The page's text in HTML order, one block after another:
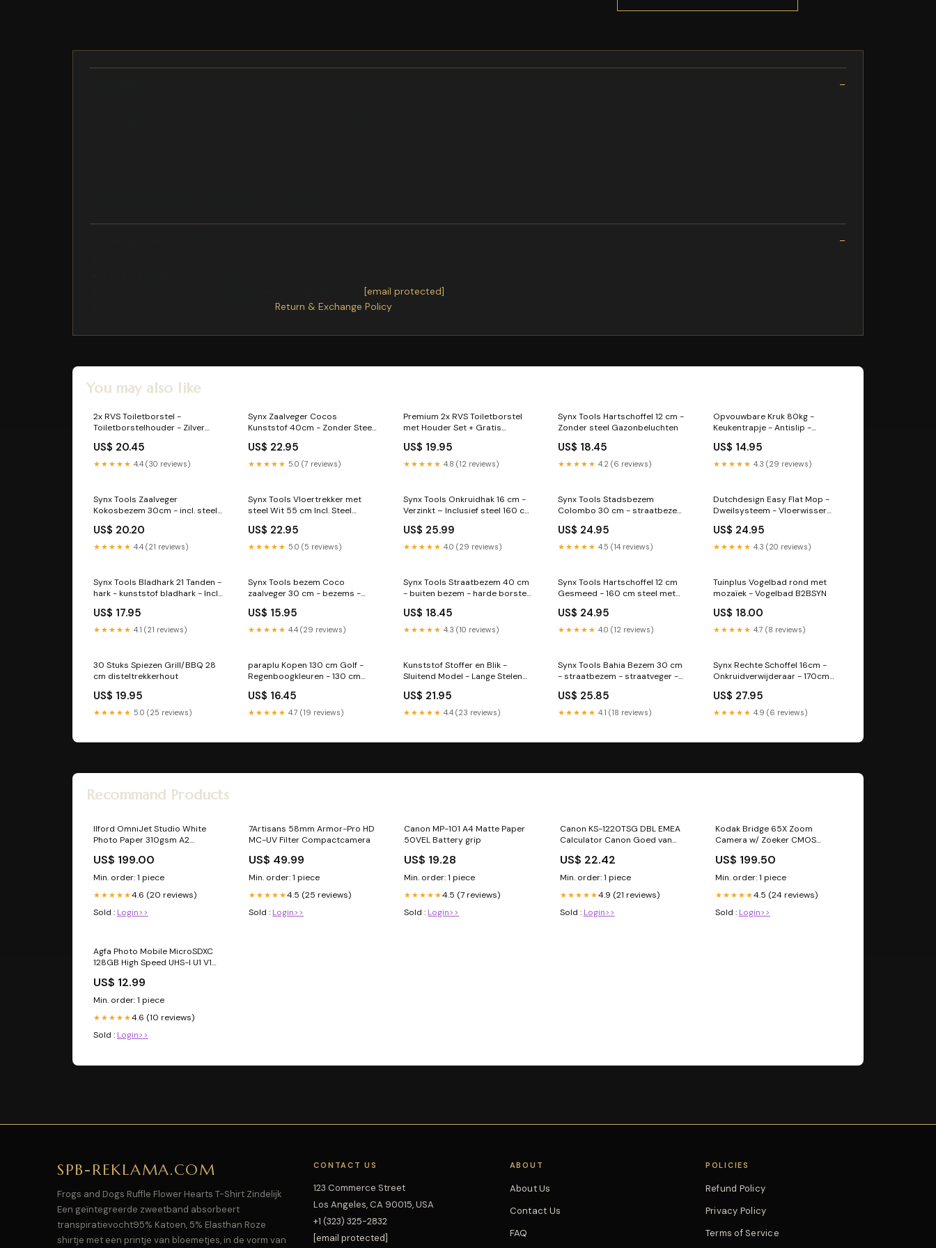
[email protected]
Return & Exchange Policy
You may also like
2x RVS Toiletborstel -
Toiletborstelhouder - Zilver
US$ 20.45
★★★★★ 4.4 (30 reviews)
Synx Zaalveger Cocos
Kunststof 40cm - Zonder Steel
US$ 22.95
★★★★★ 5.0 (7 reviews)
Premium 2x RVS Toiletborstel
met Houder Set + Gratis
US$ 19.95
★★★★★ 4.8 (12 reviews)
Synx Tools Hartschoffel 12 cm -
Zonder steel Gazonbeluchten
US$ 18.45
★★★★★ 4.2 (6 reviews)
Opvouwbare Kruk 80kg -
Keukentrapje - Antislip -
US$ 14.95
★★★★★ 4.3 (29 reviews)
Synx Tools Zaalveger
Kokosbezem 30cm - incl. steel
US$ 20.20
★★★★★ 4.4 (21 reviews)
Synx Tools Vloertrekker met
steel Wit 55 cm Incl. Steel
Snoeigereedschap
US$ 22.95
★★★★★ 5.0 (5 reviews)
Synx Tools Onkruidhak 16 cm -
Verzinkt – Inclusief steel 160 cm
US$ 25.99
★★★★★ 4.0 (29 reviews)
Synx Tools Stadsbezem
Colombo 30 cm - straatbezem
bezemsteel 150 cm
Wasmanden
US$ 24.95
★★★★★ 4.5 (14 reviews)
Dutchdesign Easy Flat Mop -
Dweilsysteem - Vloerwisser
US$ 24.95
★★★★★ 4.3 (20 reviews)
Synx Tools Bladhark 21 Tanden -
hark - kunststof bladhark - Incl.
US$ 17.95
★★★★★ 4.1 (21 reviews)
Synx Tools bezem Coco
zaalveger 30 cm - bezems -
US$ 15.95
★★★★★ 4.4 (29 reviews)
Synx Tools Straatbezem 40 cm
- buiten bezem - harde borstel
voederbakken
US$ 18.45
★★★★★ 4.3 (10 reviews)
Synx Tools Hartschoffel 12 cm
Gesmeed - 160 cm steel met
US$ 24.95
★★★★★ 4.0 (12 reviews)
Tuinplus Vogelbad rond met
mozaïek - Vogelbad B2BSYN
US$ 18.00
★★★★★ 4.7 (8 reviews)
30 Stuks Spiezen Grill/BBQ 28
cm disteltrekkerhout
US$ 19.95
★★★★★ 5.0 (25 reviews)
paraplu Kopen 130 cm Golf -
Regenboogkleuren - 130 cm
US$ 16.45
★★★★★ 4.7 (19 reviews)
Kunststof Stoffer en Blik -
Sluitend Model - Lange Stelen
Schrobborstels
US$ 21.95
★★★★★ 4.4 (23 reviews)
Synx Tools Bahia Bezem 30 cm
- straatbezem - straatveger -
Tools
US$ 25.85
★★★★★ 4.1 (18 reviews)
Synx Rechte Schoffel 16cm -
Onkruidverwijderaar - 170cm
US$ 27.95
★★★★★ 4.9 (6 reviews)
Recommand Products
Ilford OmniJet Studio White
Photo Paper 310gsm A2
US$ 199.00
Min. order: 1 piece
★★★★★4.6 (20 reviews)
Sold : Login>>
7Artisans 58mm Armor-Pro HD
MC-UV Filter Compactcamera
US$ 49.99
Min. order: 1 piece
★★★★★4.5 (25 reviews)
Sold : Login>>
Canon MP-101 A4 Matte Paper
50VEL Battery grip
US$ 19.28
Min. order: 1 piece
★★★★★4.5 (7 reviews)
Sold : Login>>
Canon KS-1220TSG DBL EMEA
Calculator Canon Goed van
US$ 22.42
Min. order: 1 piece
★★★★★4.9 (21 reviews)
Sold : Login>>
Kodak Bridge 65X Zoom
Camera w/ Zoeker CMOS
US$ 199.50
Min. order: 1 piece
★★★★★4.5 (24 reviews)
Sold : Login>>
Agfa Photo Mobile MicroSDXC
128GB High Speed UHS-I U1 V10
US$ 12.99
Min. order: 1 piece
★★★★★4.6 (10 reviews)
Sold : Login>>
SPB-REKLAMA.COM
Frogs and Dogs Ruffle Flower Hearts T-Shirt Zindelijk
Een geïntegreerde zweetband absorbeert
transpiratievocht95% Katoen, 5% Elasthan Roze
shirtje met een printje van bloemetjes, in de vorm van
CONTACT US
123 Commerce Street
Los Angeles, CA 90015, USA
+1 (323) 325-2832
[email protected]
ABOUT
About Us
Contact Us
FAQ
POLICIES
Refund Policy
Privacy Policy
Terms of Service